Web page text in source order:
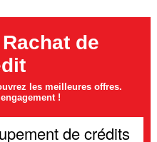
de
les meilleures offres.
!